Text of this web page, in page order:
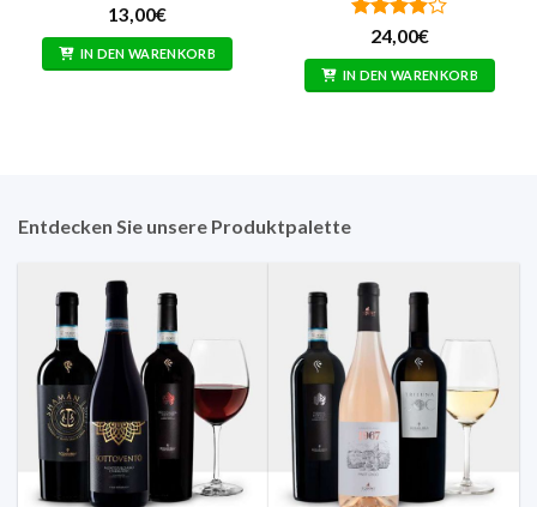
Bewertet
von 5
13,00€
IN DEN WARENKORB
Bewertet
von 5
24,00€
IN DEN WARENKORB
Entdecken Sie unsere Produktpalette